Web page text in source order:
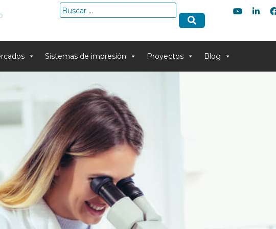
Buscar:
Sistemas de impresión Proyectos Blog